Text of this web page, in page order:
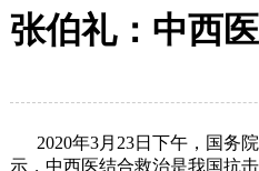
张伯礼：中西
2020年3月23日下午，国务院
示，中西医结合救治是我国抗